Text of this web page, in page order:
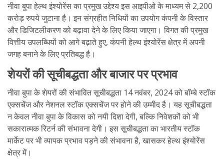
नीवा बुपा हेल्थ इंश्योरेंस का प्रमुख उद्देश्य इस आइपीओ के माध्यम से 2,200
करोड़ रुपये जुटाना है। इन संग्रहीत निधियों का उपयोग कंपनी के विस्तार
और डिजिटलीकरण को बढ़ावा देने के लिए किया जाएगा। विगत की प्रमुख
वित्तीय उपलब्धियों को आगे बढ़ाते हुए, कंपनी हेल्थ इंश्योरेंस क्षेत्र में अपनी
जगह बनाने के लिए प्रतिबद्ध है।
शेयरों की सूचीबद्धता और बाजार पर प्रभाव
नीवा बुपा के शेयरों की संभावित सूचीबद्धता 14 नवंबर, 2024 को बॉम्बे स्टॉक
एक्सचेंज और नेशनल स्टॉक एक्सचेंज पर होने की उम्मीद है। यह सूचीबद्धता
न केवल नीवा बुपा के विकास को नयी दिशा देगी, बल्कि निवेशकों को भी
सकारात्मक रिटर्न की संभावना देगी। इस सूचीबद्धता का भारतीय स्टॉक
मार्केट पर भी व्यापक प्रभाव पड़ने की संभावना है, खासकर हेल्थ इंश्योरेंस
क्षेत्र में।